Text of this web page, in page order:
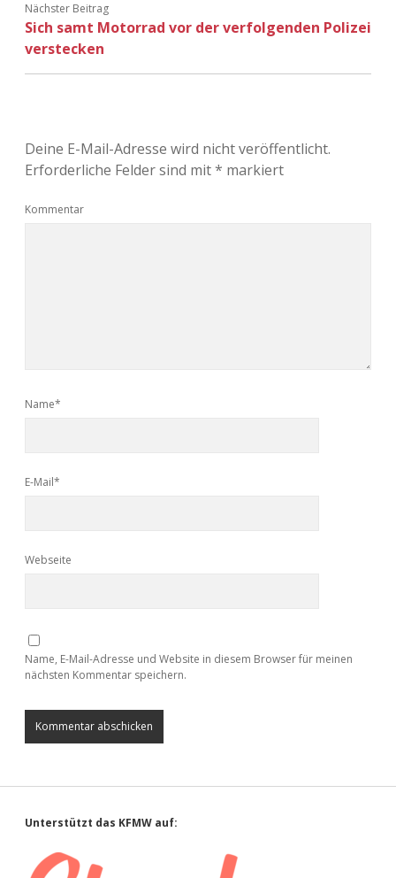
Adventskalender 2023
Nächster Beitrag
Sich samt Motorrad vor der verfolgenden Polizei
verstecken
Deine E-Mail-Adresse wird nicht veröffentlicht.
Erforderliche Felder sind mit* markiert
Kommentar
Name*
E-Mail*
Webseite
Name, E-Mail-Adresse und Website in diesem Browser für meinen
nächsten Kommentar speichern.
Sidebar
Unterstützt das KFMW auf: